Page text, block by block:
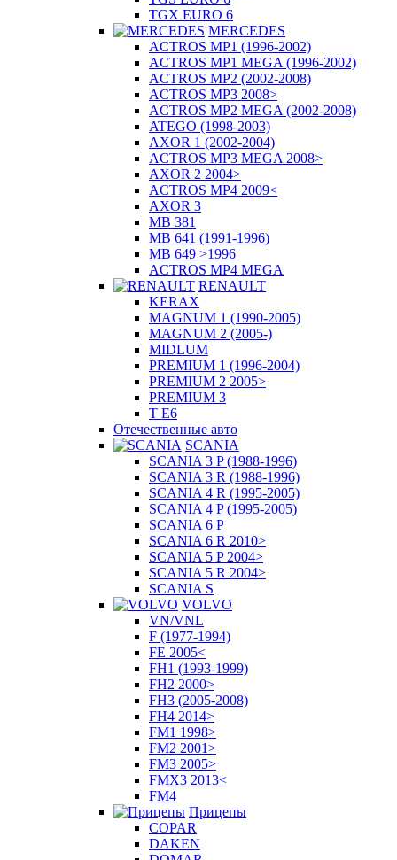
TGX EURO 6
MERCEDES
ACTROS MP1 (1996-2002)
ACTROS MP1 MEGA (1996-2002)
ACTROS MP2 (2002-2008)
ACTROS MP3 2008>
ACTROS MP2 MEGA (2002-2008)
ATEGO (1998-2003)
AXOR 1 (2002-2004)
ACTROS MP3 MEGA 2008>
AXOR 2 2004>
ACTROS MP4 2009<
AXOR 3
MB 381
MB 641 (1991-1996)
MB 649 >1996
ACTROS MP4 MEGA
RENAULT
KERAX
MAGNUM 1 (1990-2005)
MAGNUM 2 (2005-)
MIDLUM
PREMIUM 1 (1996-2004)
PREMIUM 2 2005>
PREMIUM 3
T E6
Отечественные авто
SCANIA
SCANIA 3 P (1988-1996)
SCANIA 3 R (1988-1996)
SCANIA 4 R (1995-2005)
SCANIA 4 P (1995-2005)
SCANIA 6 P
SCANIA 6 R 2010>
SCANIA 5 P 2004>
SCANIA 5 R 2004>
SCANIA S
VOLVO
VN/VNL
F (1977-1994)
FE 2005<
FH1 (1993-1999)
FH2 2000>
FH3 (2005-2008)
FH4 2014>
FM1 1998>
FM2 2001>
FM3 2005>
FMX3 2013<
FM4
Прицепы
COPAR
DAKEN